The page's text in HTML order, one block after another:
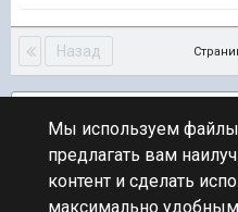
Назад
ПЕРЕЙТИ К СПИСКУ ТЕМ
Обсуждение Мира
Мы используем
предлагать вам
контент и сделать
максимально